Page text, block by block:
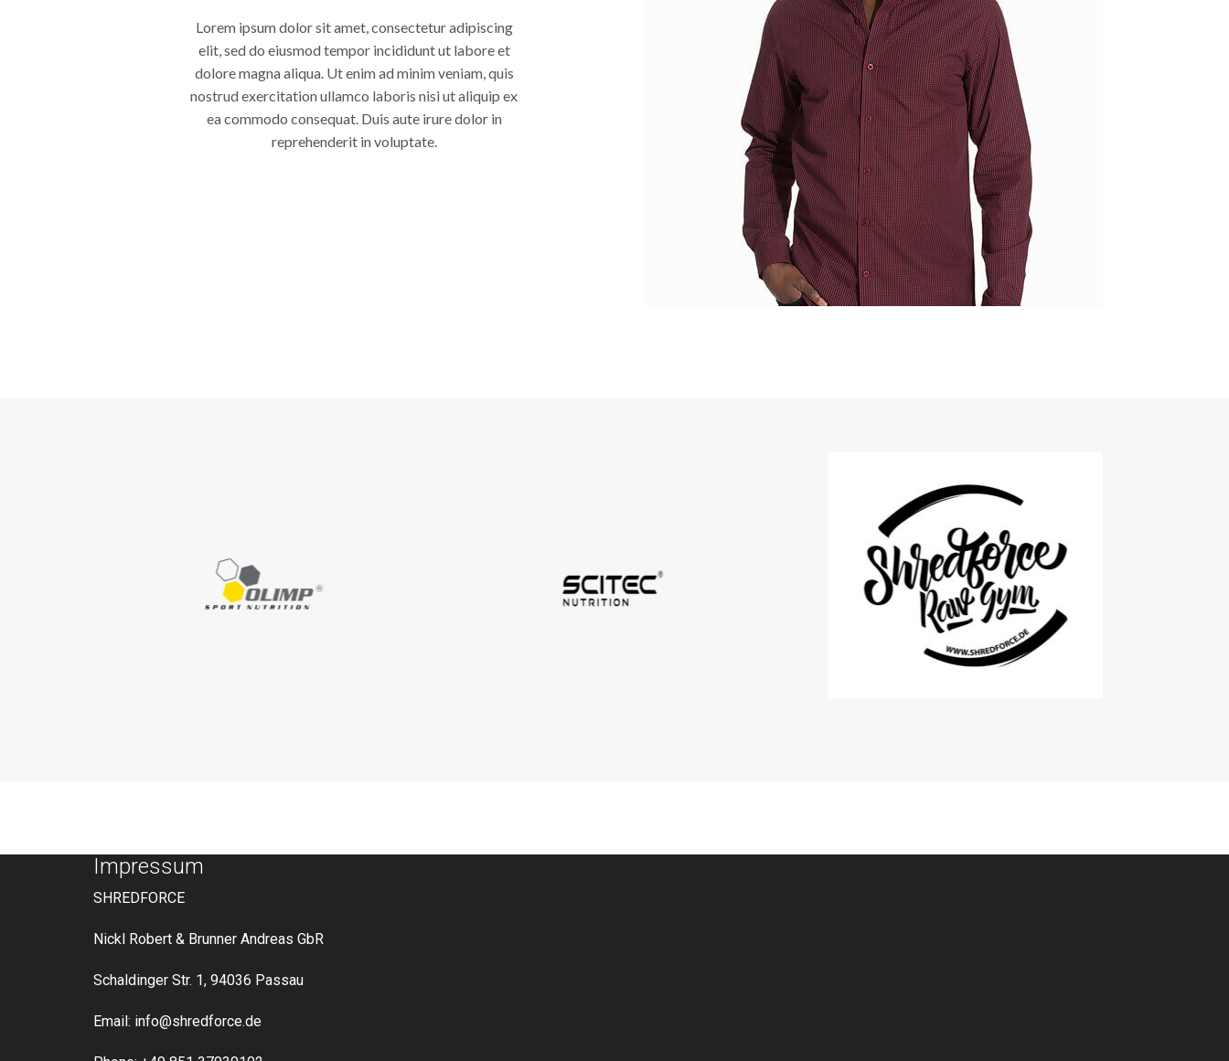
Lorem ipsum dolor sit amet, consectetur adipiscing
elit, sed do eiusmod tempor incididunt ut labore et
dolore magna aliqua. Ut enim ad minim veniam, quis
nostrud exercitation ullamco laboris nisi ut aliquip ex
ea commodo consequat. Duis aute irure dolor in
reprehenderit in voluptate.
Impressum
SHREDFORCE
Nickl Robert & Brunner Andreas GbR
Schaldinger Str. 1, 94036 Passau
Email: info@shredforce.de